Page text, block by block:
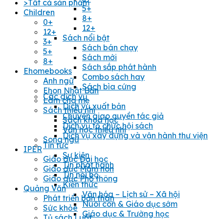
5+
8+
12+
Sách nổi bật
Sách bán chạy
Sách mới
Sách sắp phát hành
Combo sách hay
Sách bìa cứng
Các dịch vụ
Dịch vụ xuất bản
Chuyển giao quyền tác giả
Dịch vụ tổ chức hội sách
Dịch vụ xây dựng và vận hành thư viện
Tin tức
Sự kiện
Tin phát hành
Tin nội bộ
Kiến thức
Văn hóa – Lịch sử – Xã hội
Nuôi con & Giáo dục sớm
Giáo dục & Trường học
>Tất cả sản phẩm
Children
0+
12+
3+
5+
8+
Ehomebooks
Anh ngữ
Ehon Nhật Bản
Làm cha mẹ
Sách thiếu nhi
Sách khoa học
Văn học thiếu nhi
Song ngữ
IPER
Giáo dục Đại học
Giáo dục Mầm non
Giáo dục Phổ thông
Quảng Văn
Phát triển bản thân
Sức khỏe